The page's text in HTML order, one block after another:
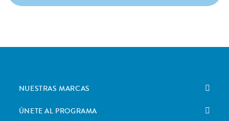
NUESTRAS MARCAS
ÚNETE AL PROGRAMA